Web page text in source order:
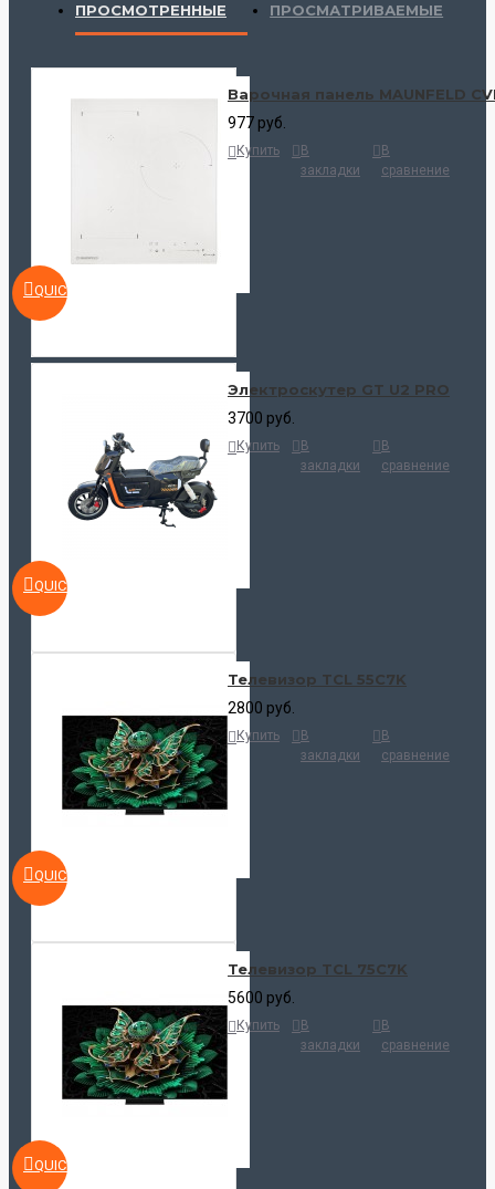
ПРОСМОТРЕННЫЕ
ПРОСМАТРИВАЕМЫЕ
QUICKVIEW
Варочная панель MAUNFELD
977 руб.
Купить
В
закладки
В
сравнение
QUICKVIEW
Электроскутер GT U2 PRO
3700 руб.
Купить
В
закладки
В
сравнение
QUICKVIEW
Телевизор TCL 55C7K
2800 руб.
Купить
В
закладки
В
сравнение
QUICKVIEW
Телевизор TCL 75C7K
5600 руб.
Купить
В
закладки
В
сравнение